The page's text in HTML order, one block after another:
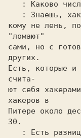
: Каково
: Знаешь,
кому не лень,
"ломают"
сами, но с
других.
Есть, которые и
счита-
ют себя
хакеров в
Питере около
30.
: Есть